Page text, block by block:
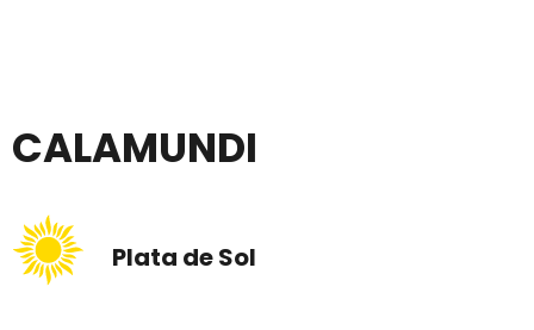
CALAMUNDI
Plata de Sol